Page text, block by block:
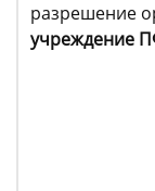
разрешение
учреждение